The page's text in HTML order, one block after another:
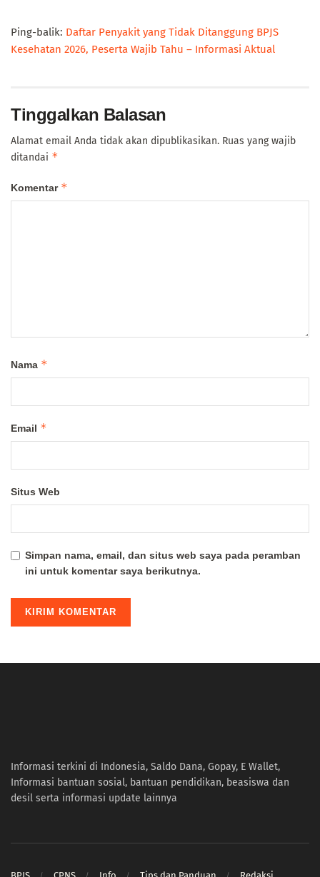
Ping-balik: Daftar Penyakit yang Tidak Ditanggung BPJS
Kesehatan 2026, Peserta Wajib Tahu – Informasi Aktual
Tinggalkan Balasan
Alamat email Anda tidak akan dipublikasikan. Ruas yang wajib
ditandai *
Komentar *
Nama *
Email *
Situs Web
Simpan nama, email, dan situs web saya pada peramban
ini untuk komentar saya berikutnya.
Informasi terkini di Indonesia, Saldo Dana, Gopay, E Wallet,
Informasi bantuan sosial, bantuan pendidikan, beasiswa dan
desil serta informasi update lainnya